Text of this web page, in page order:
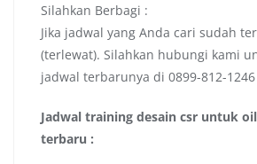
Silahkan Berbagi :
Jika jadwal yang Anda cari sudah
(terlewat). Silahkan hubungi kami
jadwal terbarunya di 0899-812-1246
Jadwal training desain csr untuk
terbaru :